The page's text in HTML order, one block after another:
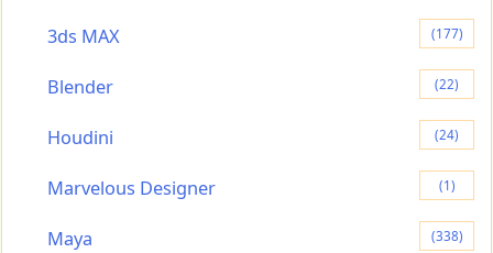
3ds MAX (177)
Blender (22)
Houdini (24)
Marvelous Designer (1)
Maya (338)